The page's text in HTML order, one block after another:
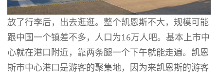
放了行李后，出去逛逛。整个凯恩斯不大，规模可能
跟中国一个镇差不多，人口为16万人吧。基本上市中
心就在港口附近，靠两条腿一个下午就能走遍。凯恩
斯市中心港口是游客的聚集地，因为来凯恩斯的游客